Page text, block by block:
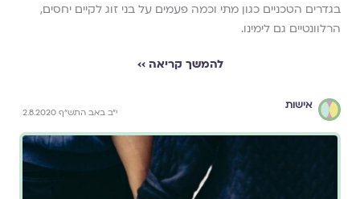
בגדרים הטכניים כגון מתי וכמה פעמים על בני זוג לקיים יחסים,
הרלוונטיים גם לימינו.
להמשך קריאה ››
אישות
י"ב באב התש"ף 2.8.2020